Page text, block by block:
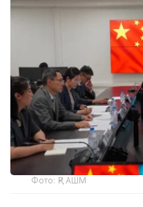
Фото: ҚР АШМ